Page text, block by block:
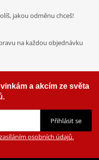
manipulaci s motocyklem
tak, aby tlumily
motocyklu
jakou odměnu chceš!
na každou objednávku
a akcím ze světa
Přihlásit se
osobních údajů.